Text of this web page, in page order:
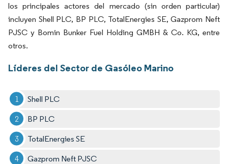
los principales actores del mercado (sin orden particular)
incluyen Shell PLC, BP PLC, TotalEnergies SE, Gazprom Neft
PJSC y Bomin Bunker Fuel Holding GMBH & Co. KG, entre
otros.
Líderes del Sector de Gasóleo Marino
Shell PLC
BP PLC
TotalEnergies SE
Gazprom Neft PJSC